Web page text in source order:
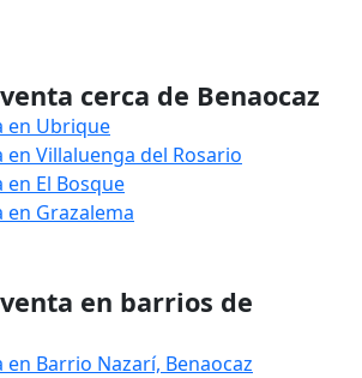
cerca de Benaocaz
en Ubrique
Villaluenga del Rosario
El Bosque
en Grazalema
en barrios de
Barrio Nazarí, Benaocaz